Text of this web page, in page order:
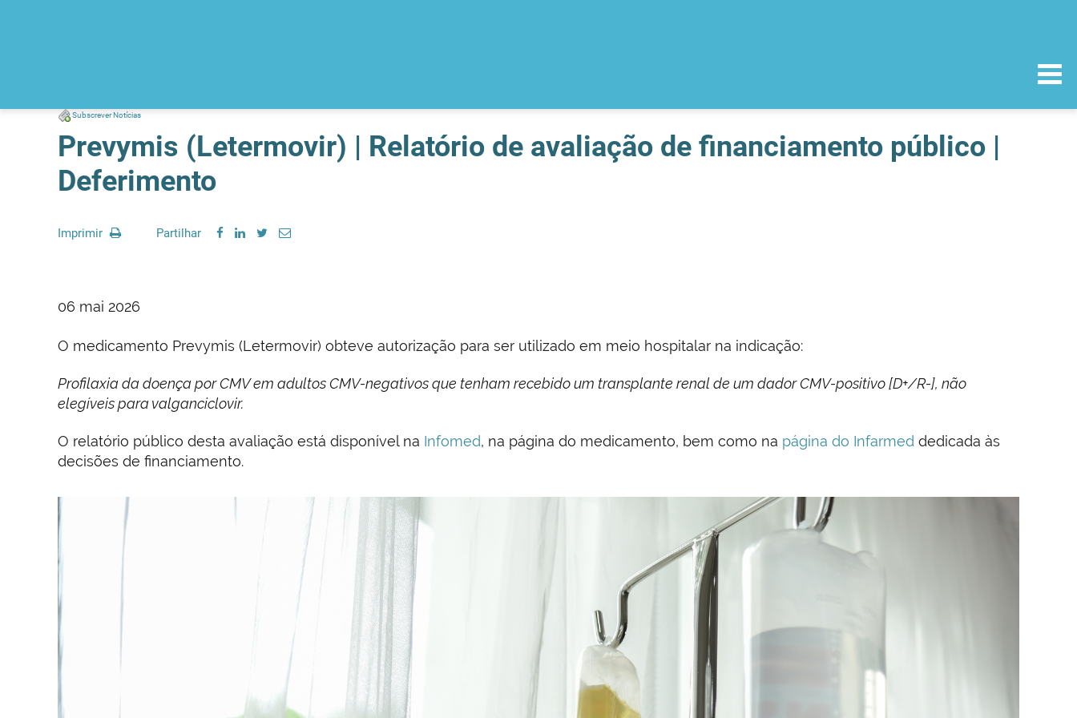
Subscrever Notícias
Prevymis (Letermovir) | Relatório de avaliação de financiamento público |
Deferimento
Imprimir Partilhar
06 mai 2026
O medicamento Prevymis (Letermovir) obteve autorização para ser utilizado em meio hospitalar na indicação:
Profilaxia da doença por CMV em adultos CMV-negativos que tenham recebido um transplante renal de um dador CMV-positivo [D+/R-], não
elegíveis para valganciclovir.
O relatório público desta avaliação está disponível na Infomed, na página do medicamento, bem como na página do Infarmed dedicada às
decisões de financiamento.